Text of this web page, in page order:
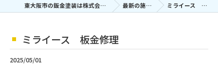
東大阪市の鈑金塗装は株式会社フリーウィル 最新の施工事例 ミライース 板金修理
ミライース 板金修理
2025/05/01